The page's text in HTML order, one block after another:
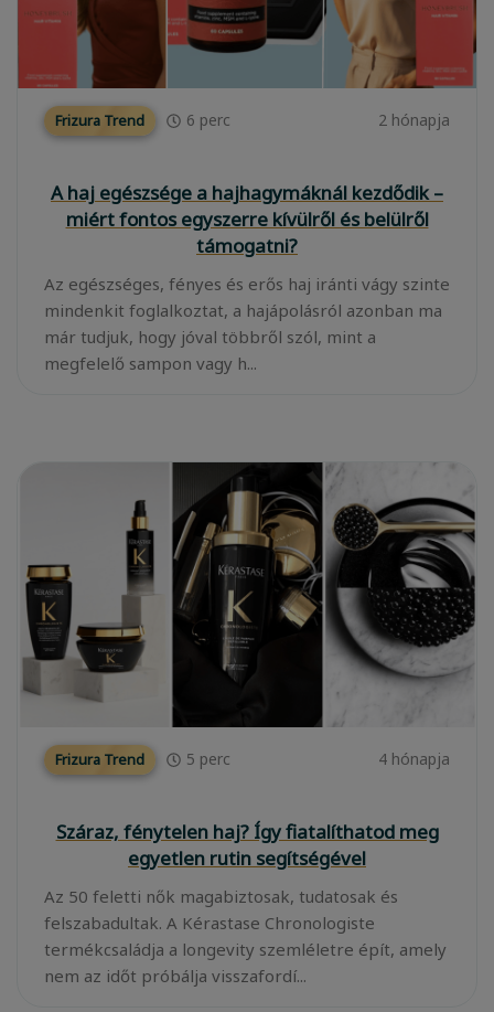
Frizura Trend 6 perc 2 hónapja
A haj egészsége a hajhagymáknál kezdődik –
miért fontos egyszerre kívülről és belülről
támogatni?
Az egészséges, fényes és erős haj iránti vágy szinte
mindenkit foglalkoztat, a hajápolásról azonban ma
már tudjuk, hogy jóval többről szól, mint a
megfelelő sampon vagy h...
Frizura Trend 5 perc 4 hónapja
Száraz, fénytelen haj? Így fiatalíthatod meg
egyetlen rutin segítségével
Az 50 feletti nők magabiztosak, tudatosak és
felszabadultak. A Kérastase Chronologiste
termékcsaládja a longevity szemléletre épít, amely
nem az időt próbálja visszafordí...